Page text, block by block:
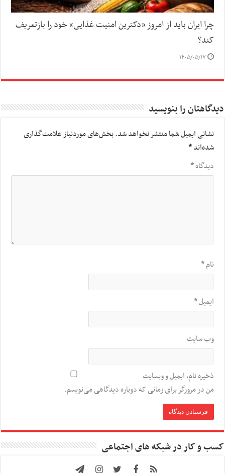
چرا ایران باید از امروز «دکترین امنیت غذایی» خود را بازتعریف
کند؟
۱۴۰۵/۰۵/۱۷
دیدگاهتان را بنویسید
نشانی ایمیل شما منتشر نخواهد شد.بخش‌های موردنیاز علامت‌گذاری
شده‌اند*
دیدگاه*
نام*
ایمیل*
وب‌ سایت
ذخیره نام، ایمیل و وبسایت
من در مرورگر برای زمانی که دوباره دیدگاهی می‌نویسم.
کسب و کار در شبکه های اجتماعی